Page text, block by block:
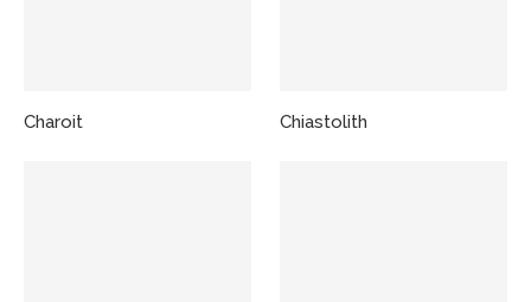
Charoit Chiastolith